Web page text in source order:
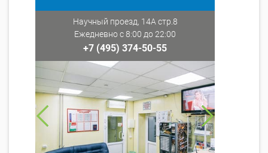
Научный проезд, 14А стр.8
Ежедневно с 8:00 до 22:00
+7 (495) 374-50-55